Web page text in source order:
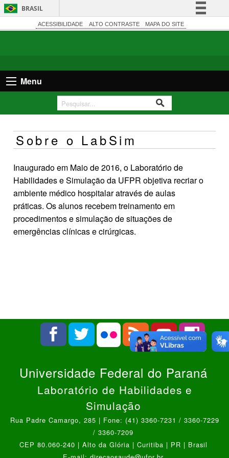
BRASIL
Simplifique!
Acesso à informação
Canais
ACESSIBILIDADE ALTO CONTRASTE MAPA DO SITE
Menu
Sobre o LabSim
Inaugurado em Maio de 2016, o Laboratório de
Habilidades e Simulação da UFPR objetiva recriar o
ambiente médico hospitalar através de aulas
práticas. Os alunos recebem treinamento em
procedimentos e simulação de situações de
emergências clínicas e cirúrgicas.
Universidade Federal do Paraná
Laboratório de Habilidades e
Simulação
Rua Padre Camargo, 285 | Fone: (41) 3360-7231 / 3360-7229
/ 3360-7209
CEP 80.060-240 | Alto da Glória | Curitiba | PR | Brasil